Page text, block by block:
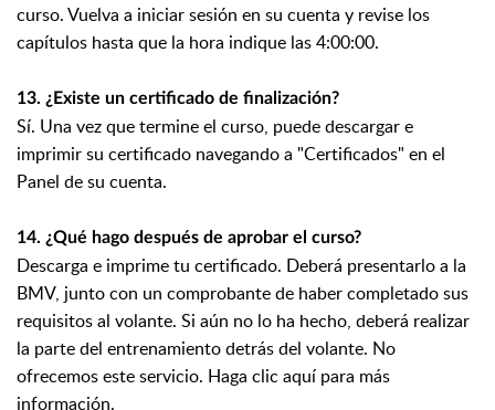
curso. Vuelva a iniciar sesión en su cuenta y revise los
capítulos hasta que la hora indique las 4:00:00.
13. ¿Existe un certificado de finalización?
Sí. Una vez que termine el curso, puede descargar e
imprimir su certificado navegando a "Certificados" en el
Panel de su cuenta.
14. ¿Qué hago después de aprobar el curso?
Descarga e imprime tu certificado. Deberá presentarlo a la
BMV, junto con un comprobante de haber completado sus
requisitos al volante. Si aún no lo ha hecho, deberá realizar
la parte del entrenamiento detrás del volante. No
ofrecemos este servicio. Haga clic aquí para más
información.